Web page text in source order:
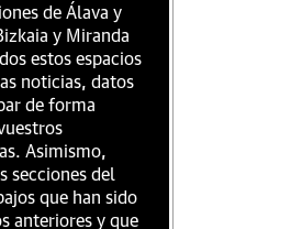
de Álava y
y Miranda
estos espacios
noticias, datos
de forma
Asimismo,
secciones del
que han sido
anteriores y que